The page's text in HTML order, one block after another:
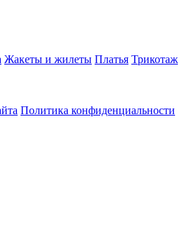
Жакеты и жилеты Платья Трикотаж
Политика конфиденциальности